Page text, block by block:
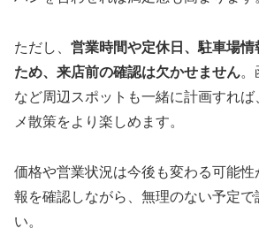
ただし、 営業時間や定休日、駐車場
ため、来店前の確認は欠かせません。
など周辺スポットも一緒に計画すれ
メ散策をより楽しめます。
価格や営業状況は今後も変わる可能
報を確認しながら、無理のない予定で
い。